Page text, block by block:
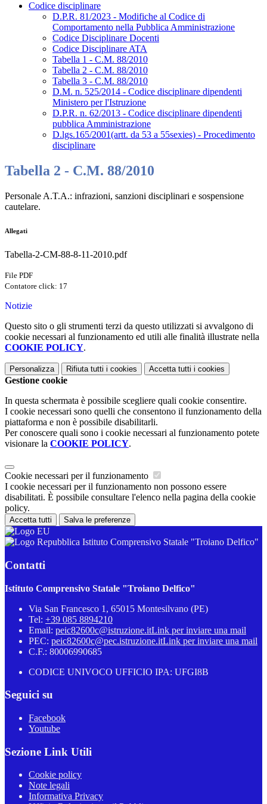
Codice disciplinare
D.P.R. 81/2023 - Modifiche al Codice di
Comportamento nella Pubblica Amministrazione
Codice Disciplinare Docenti
Codice Disciplinare ATA
Tabella 1 - C.M. 88/2010
Tabella 2 - C.M. 88/2010
Tabella 3 - C.M. 88/2010
D.M. n. 525/2014 - Codice disciplinare dipendenti
Ministero per l'Istruzione
D.P.R. n. 62/2013 - Codice disciplinare dipendenti
pubblica Amministrazione
D.lgs.165/2001(artt. da 53 a 55sexies) - Procedimento
disciplinare
Tabella 2 - C.M. 88/2010
Personale A.T.A.: infrazioni, sanzioni disciplinari e sospensione
cautelare.
Allegati
Tabella-2-CM-88-8-11-2010.pdf
File PDF
Contatore click: 17
Notizie
Questo sito o gli strumenti terzi da questo utilizzati si avvalgono di
cookie necessari al funzionamento ed utili alle finalità illustrate nella
COOKIE POLICY.
Personalizza Rifiuta tutti i cookies Accetta tutti i cookies
Gestione cookie
In questa schermata è possibile scegliere quali cookie consentire.
I cookie necessari sono quelli che consentono il funzionamento della
piattaforma e non è possibile disabilitarli.
Per conoscere quali sono i cookie necessari al funzionamento potete
visionare la COOKIE POLICY.
Cookie necessari per il funzionamento
I cookie necessari per il funzionamento non possono essere
disabilitati. È possibile consultare l'elenco nella pagina della cookie
policy.
Accetta tutti Salva le preferenze
Istituto Comprensivo Statale "Troiano Delfico"
Contatti
Istituto Comprensivo Statale "Troiano Delfico"
Via San Francesco 1, 65015 Montesilvano (PE)
Tel: +39 085 8894210
Email: peic82600c@istruzione.itLink per inviare una mail
PEC: peic82600c@pec.istruzione.itLink per inviare una mail
C.F.: 80006990685
CODICE UNIVOCO UFFICIO IPA: UFGI8B
Seguici su
Facebook
Youtube
Sezione Link Utili
Cookie policy
Note legali
Informativa Privacy